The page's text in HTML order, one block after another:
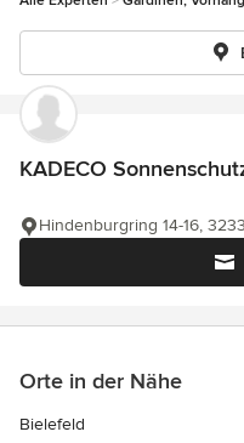
KADECO
Hindenburgring 14-16,
Orte in der Nähe
Bielefeld